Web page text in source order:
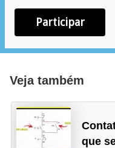
Participar
Veja também
que
ã
P
o
j
e